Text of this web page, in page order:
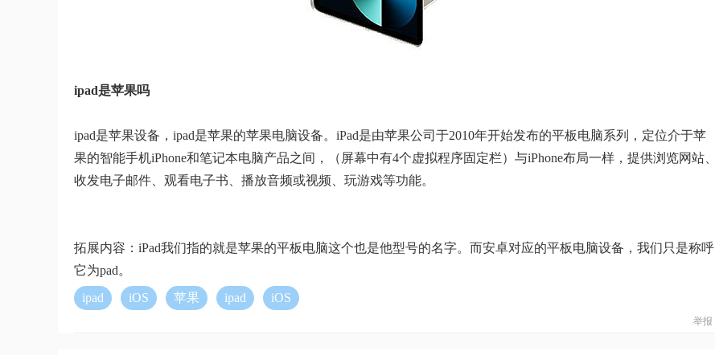
ipad是苹果吗
ipad是苹果设备，ipad是苹果的苹果电脑设备。iPad是由苹果公司于2010年开始发布的平板电脑系列，定位介于苹
果的智能手机iPhone和笔记本电脑产品之间，（屏幕中有4个虚拟程序固定栏）与iPhone布局一样，提供浏览网站、
收发电子邮件、观看电子书、播放音频或视频、玩游戏等功能。
拓展内容：iPad我们指的就是苹果的平板电脑这个也是他型号的名字。而安卓对应的平板电脑设备，我们只是称呼
它为pad。
ipad
iOS 苹果 ipad iOS
举报